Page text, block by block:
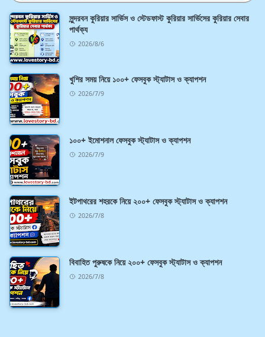
সুন্দরবন কুরিয়ার সার্ভিস ও স্টেডফাস্ট কুরিয়ার সার্ভিসের কুরিয়ার সেবার
পার্থক্য
2026/8/6
খুশির সময় নিয়ে ১০০+ ফেসবুক স্ট্যাটাস ও ক্যাপশন
2026/7/9
১০০+ ইমোশনাল ফেসবুক স্ট্যাটাস ও ক্যাপশন
2026/7/9
ইটপাথরের শহরকে নিয়ে ২০০+ ফেসবুক স্ট্যাটাস ও ক্যাপশন
2026/7/8
বিবাহিত পুরুষকে নিয়ে ২০০+ ফেসবুক স্ট্যাটাস ও ক্যাপশন
2026/7/8